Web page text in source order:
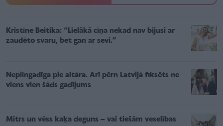
Kristīne Beitika: “Lielākā cīņa nekad nav bijusi ar
zaudēto svaru, bet gan ar sevi.”
Nepilngadīga pie altāra. Arī pērn Latvijā fiksēts ne
viens vien šāds gadījums
Mitrs un vēss kaķa deguns – vai tiešām veselības